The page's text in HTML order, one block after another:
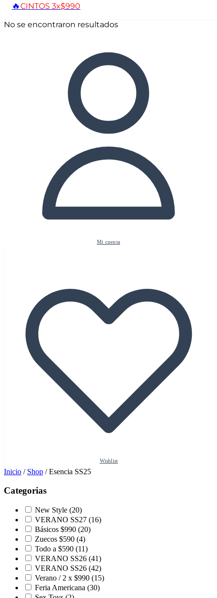
🔥CINTOS 3x$990
No se encontraron resultados
Mi cuenta
Wishlist
Inicio / Shop / Esencia SS25
Categorias
New Style (20)
VERANO SS27 (16)
Básicos $990 (20)
Zuecos $590 (4)
Todo a $590 (11)
VERANO SS26 (41)
VERANO SS26 (42)
Verano / 2 x $990 (15)
Feria Americana (30)